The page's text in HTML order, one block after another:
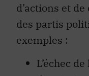
d’actions et
des partis
exemples :
L’échec de